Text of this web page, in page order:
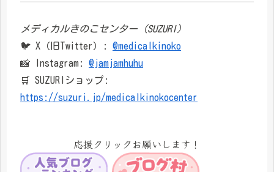
メディカルきのこセンター（SUZURI）
🐦 X（旧Twitter）: @medicalkinoko
📸 Instagram: @jamjamhuhu
🛒 SUZURIショップ:
https://suzuri.jp/medicalkinokocenter
応援クリックお願いします！